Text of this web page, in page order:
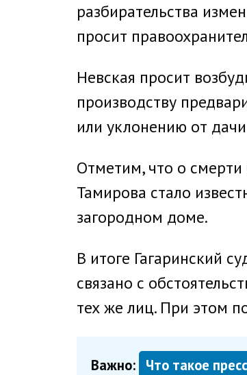
разбирательства
просит
Невская просит
производству
или уклонению от
Отметим, что о смерти
Тамирова стало
загородном доме.
В итоге Гагаринский
связано с
тех же лиц. При этом
Важно: Что такое